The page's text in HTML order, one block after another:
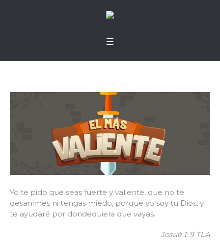
Yo te pido que seas fuerte y valiente, que no te
desanimes ni tengas miedo, porque yo soy tu Dios, y
te ayudaré por dondequiera que vayas.
Josué 1: 9 TLA